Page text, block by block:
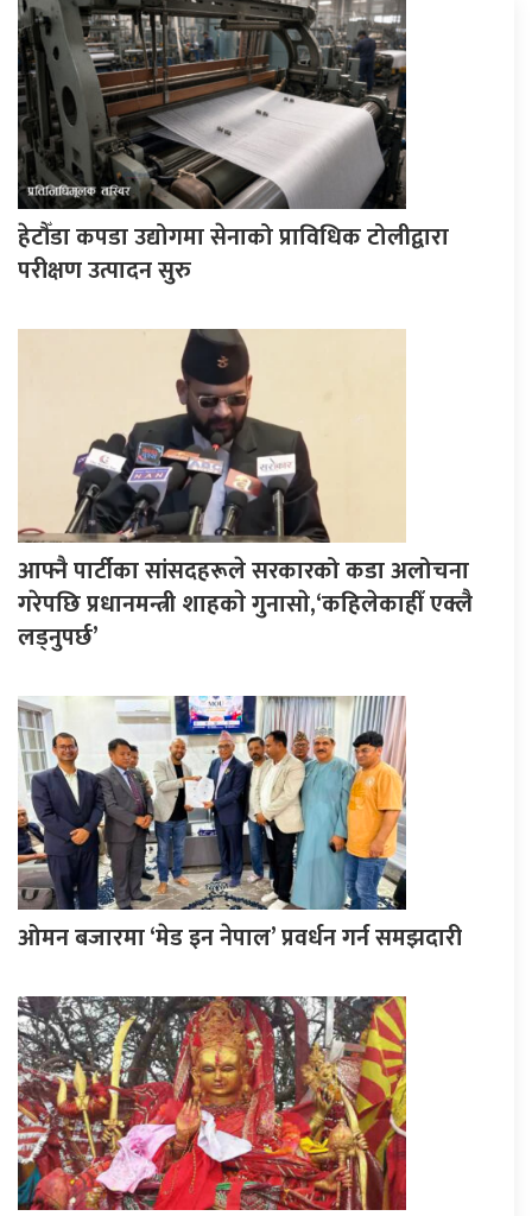
हेटौँडा कपडा उद्योगमा सेनाको प्राविधिक टोलीद्वारा
परीक्षण उत्पादन सुरु
आफ्नै पार्टीका सांसदहरूले सरकारको कडा अलोचना
गरेपछि प्रधानमन्त्री शाहकाे गुनासाे,‘कहिलेकाहीँ एक्लै
लड्नुपर्छ’
ओमन बजारमा ‘मेड इन नेपाल’ प्रवर्धन गर्न समझदारी